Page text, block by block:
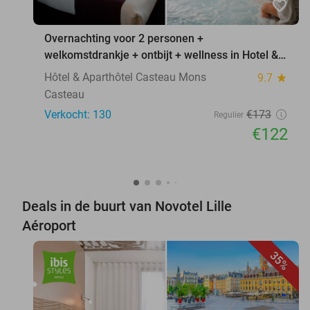
favorite_border
Overnachting voor 2 personen +
welkomstdrankje + ontbijt + wellness in Hotel &
Aparthotel Casteau Mo
Hôtel & Aparthôtel Casteau Mons 9.7 star
Casteau
Verkocht: 130
Regulier €173
€122
Deals in de buurt van Novotel Lille
Aéroport
35%